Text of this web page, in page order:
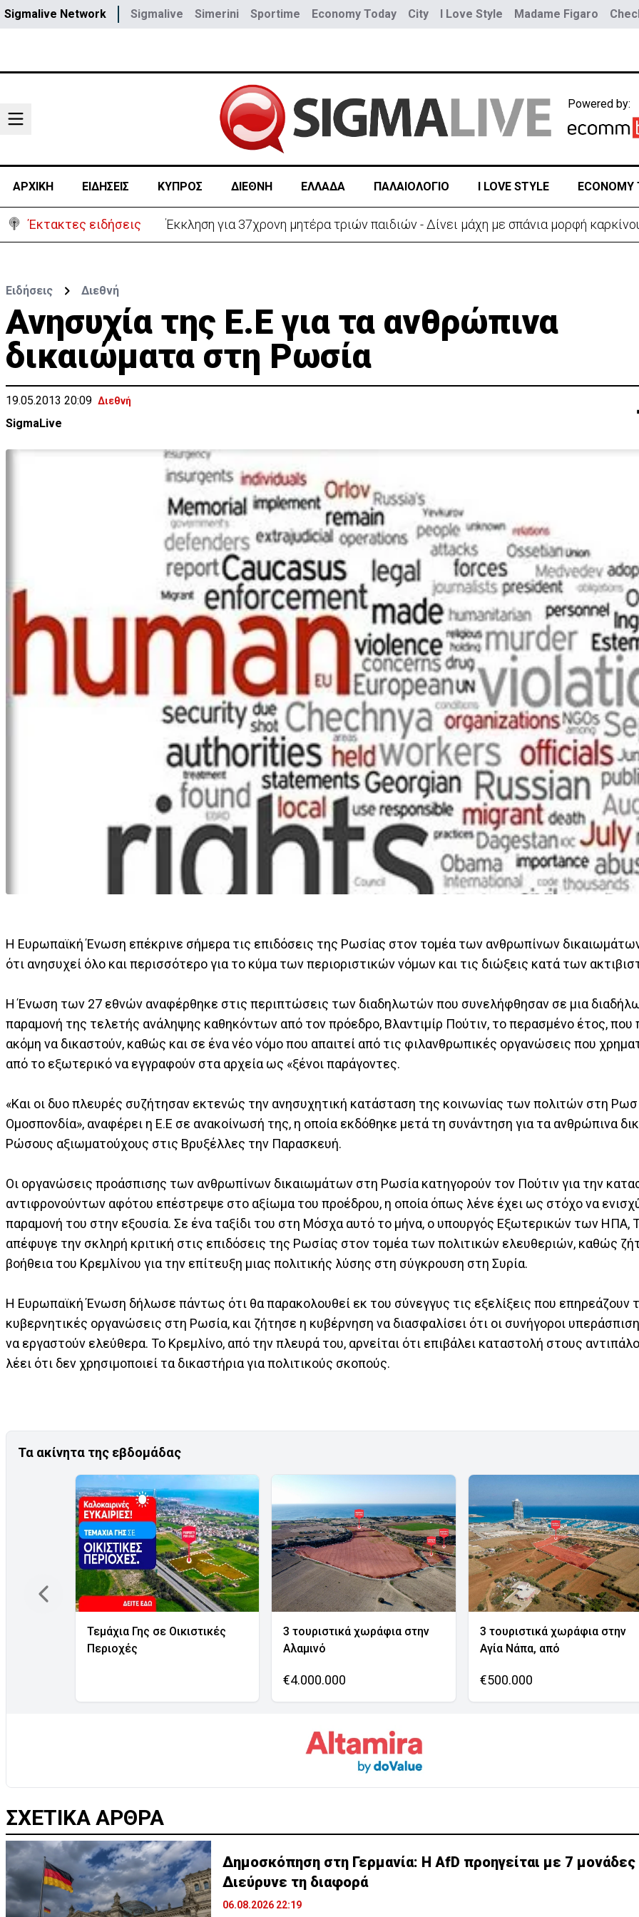
Sigmalive Network Sigmalive Simerini Sportime Economy Today City I Love Style Madame Figaro
Powered by:
ΑΡΧΙΚΗ ΕΙΔΗΣΕΙΣ ΚΥΠΡΟΣ ΔΙΕΘΝΗ ΕΛΛΑΔΑ ΠΑΛΑΙΟΛΟΓΙΟ I LOVE STYLE ECONOMY
Έκτακτες ειδήσεις Γερμανία: Συγκρούστηκαν δύο τραμ - Τουλάχιστον 25 τραυματίες, οι 7 σοβαρά
Ειδήσεις Διεθνή
Ανησυχία της Ε.Ε για τα ανθρώπινα
δικαιώματα στη Ρωσία
19.05.2013 20:09 Διεθνή
SigmaLive
Η Ευρωπαϊκή Ένωση επέκρινε σήμερα τις επιδόσεις της Ρωσίας στον τομέα των ανθρωπίνων
ότι ανησυχεί όλο και περισσότερο για το κύμα των περιοριστικών νόμων και τις διώξεις κατά των
Η Ένωση των 27 εθνών αναφέρθηκε στις περιπτώσεις των διαδηλωτών που συνελήφθησαν σε μια
παραμονή της τελετής ανάληψης καθηκόντων από τον πρόεδρο, Βλαντιμίρ Πούτιν, το περασμένο έτος, που
ακόμη να δικαστούν, καθώς και σε ένα νέο νόμο που απαιτεί από τις φιλανθρωπικές οργανώσεις που
από το εξωτερικό να εγγραφούν στα αρχεία ως «ξένοι παράγοντες.
«Και οι δυο πλευρές συζήτησαν εκτενώς την ανησυχητική κατάσταση της κοινωνίας των πολιτών στη
Ομοσπονδία», αναφέρει η Ε.Ε σε ανακοίνωσή της, η οποία εκδόθηκε μετά τη συνάντηση για τα ανθρώπινα
Ρώσους αξιωματούχους στις Βρυξέλλες την Παρασκευή.
Οι οργανώσεις προάσπισης των ανθρωπίνων δικαιωμάτων στη Ρωσία κατηγορούν τον Πούτιν για την
αντιφρονούντων αφότου επέστρεψε στο αξίωμα του προέδρου, η οποία όπως λένε έχει ως στόχο να
παραμονή του στην εξουσία. Σε ένα ταξίδι του στη Μόσχα αυτό το μήνα, ο υπουργός Εξωτερικών των ΗΠΑ,
απέφυγε την σκληρή κριτική στις επιδόσεις της Ρωσίας στον τομέα των πολιτικών ελευθεριών, καθώς
βοήθεια του Κρεμλίνου για την επίτευξη μιας πολιτικής λύσης στη σύγκρουση στη Συρία.
Η Ευρωπαϊκή Ένωση δήλωσε πάντως ότι θα παρακολουθεί εκ του σύνεγγυς τις εξελίξεις που επηρεάζουν
κυβερνητικές οργανώσεις στη Ρωσία, και ζήτησε η κυβέρνηση να διασφαλίσει ότι οι συνήγοροι
να εργαστούν ελεύθερα. Το Κρεμλίνο, από την πλευρά του, αρνείται ότι επιβάλει καταστολή στους
λέει ότι δεν χρησιμοποιεί τα δικαστήρια για πολιτικούς σκοπούς.
Τα ακίνητα της εβδομάδας
Τεμάχια Γης σε Οικιστικές
Περιοχές
3 τουριστικά χωράφια στην
Αλαμινό
€4.000.000
3 τουριστικά χωράφια στην
Αγία Νάπα, από
€500.000
ΣΧΕΤΙΚΑ ΑΡΘΡΑ
Δημοσκόπηση στη Γερμανία: Η AfD προηγείται με 7
Διεύρυνε τη διαφορά
06.08.2026 22:19